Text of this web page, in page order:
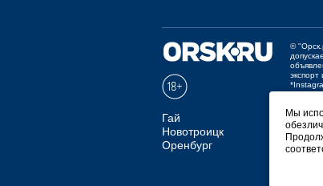
Гай
Новотроицк
Оренбург
©
Мы